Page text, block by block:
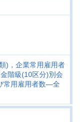
)，企業常用雇用者
階級(10区分)別会
常用雇用者数―全